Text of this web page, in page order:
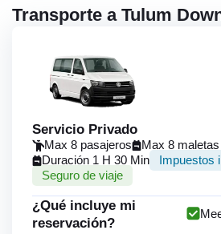
Transporte a Tulum
Servicio Privado
Max 8 pasajeros
Max 8 maletas
Duración 1 H 30 Min
Impuestos
Seguro de viaje
¿Qué incluye mi
reservación?